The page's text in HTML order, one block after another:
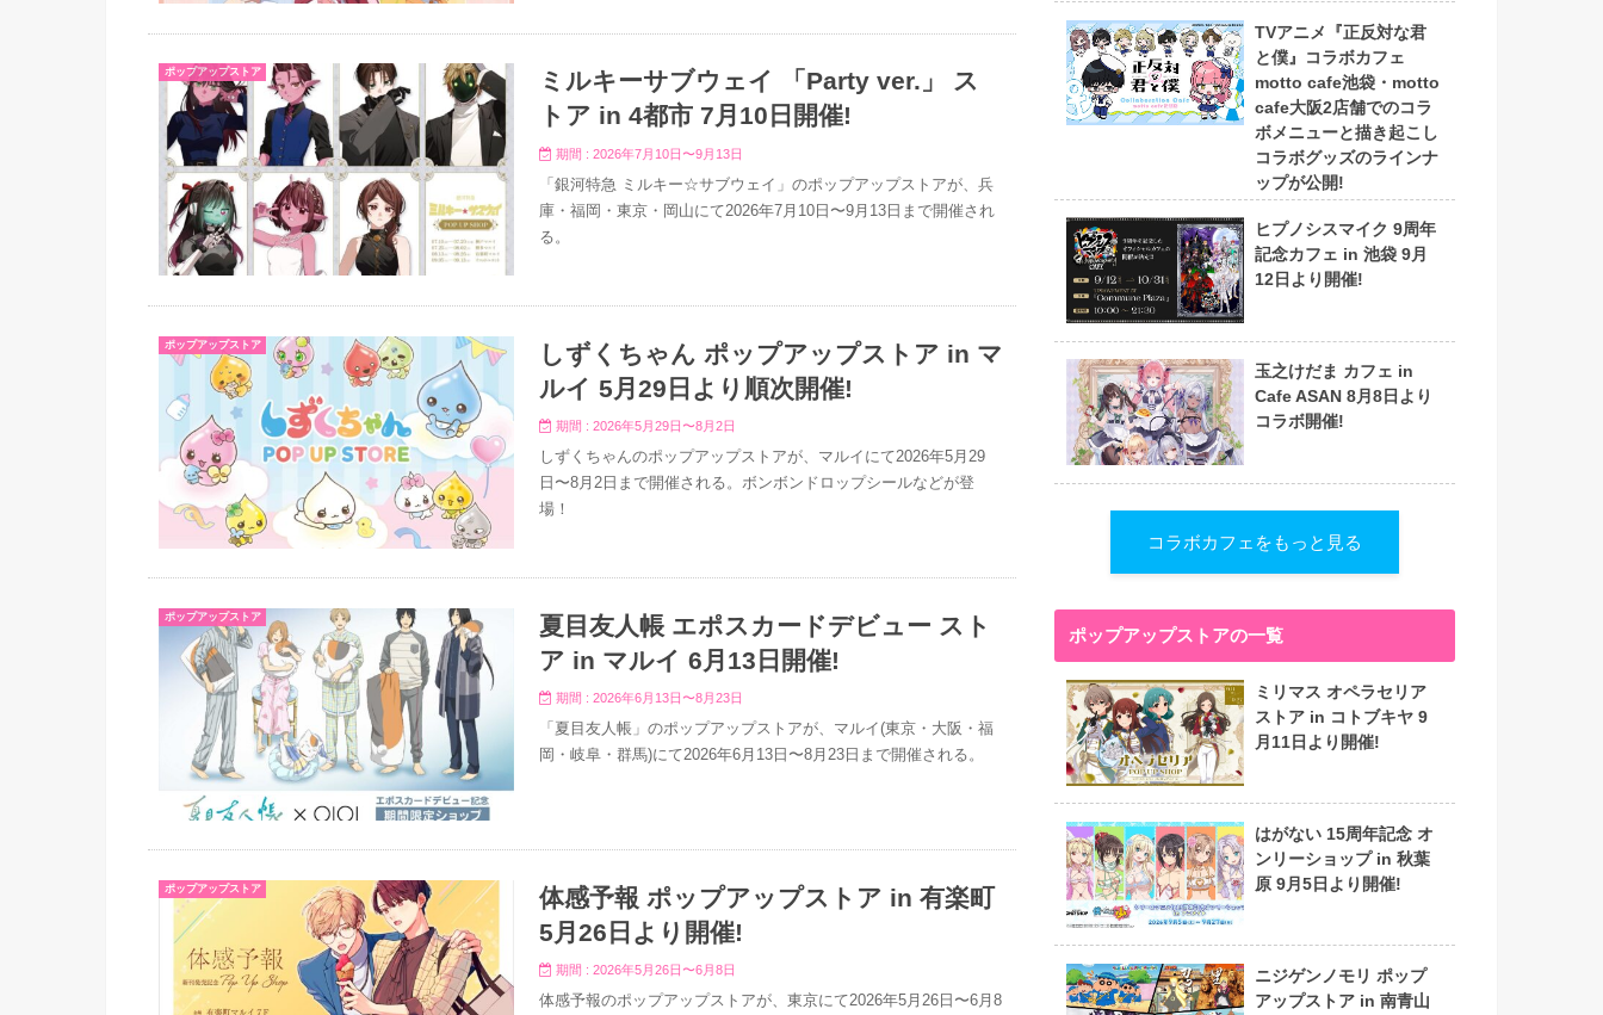
ポップアップストア
ミルキーサブウェイ 「Party ver.」 ス
トア in 4都市 7月10日開催!
期間 : 2026年7月10日〜9月13日
「銀河特急 ミルキー☆サブウェイ」のポップアップストアが、兵
庫・福岡・東京・岡山にて2026年7月10日〜9月13日まで開催され
る。
ポップアップストア
しずくちゃん ポップアップストア in マ
ルイ 5月29日より順次開催!
期間 : 2026年5月29日〜8月2日
しずくちゃんのポップアップストアが、マルイにて2026年5月29
日〜8月2日まで開催される。ボンボンドロップシールなどが登
場！
ポップアップストア
夏目友人帳 エポスカードデビュー スト
ア in マルイ 6月13日開催!
期間 : 2026年6月13日〜8月23日
「夏目友人帳」のポップアップストアが、マルイ(東京・大阪・福
岡・岐阜・群馬)にて2026年6月13日〜8月23日まで開催される。
ポップアップストア
体感予報 ポップアップストア in 有楽町
5月26日より開催!
期間 : 2026年5月26日〜6月8日
体感予報のポップアップストアが、東京にて2026年5月26日〜6月8
TVアニメ『正反対な君
と僕』コラボカフェ
motto cafe池袋・motto
cafe大阪2店舗でのコラ
ボメニューと描き起こし
コラボグッズのラインナ
ップが公開!
ヒプノシスマイク 9周年
記念カフェ in 池袋 9月
12日より開催!
玉之けだま カフェ in
Cafe ASAN 8月8日より
コラボ開催!
コラボカフェをもっと見る
ポップアップストアの一覧
ミリマス オペラセリア
ストア in コトブキヤ 9
月11日より開催!
はがない 15周年記念 オ
ンリーショップ in 秋葉
原 9月5日より開催!
ニジゲンノモリ ポップ
アップストア in 南青山